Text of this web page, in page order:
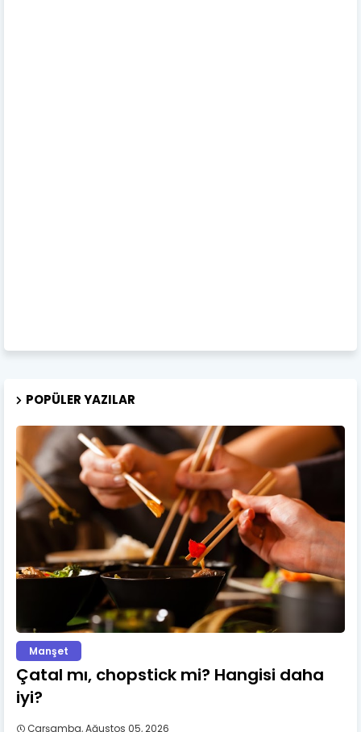
POPÜLER YAZILAR
Manşet
Çatal mı, chopstick mi? Hangisi daha
iyi?
Çarşamba, Ağustos 05, 2026